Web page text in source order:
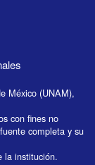
México (UNAM),
con fines no
completa y su
la institución.